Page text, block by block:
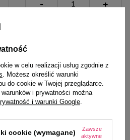
- +
dla
czworonoga
w celu realizacji usług zgodnie z
. Możesz określić warunki
do cookie w Twojej przeglądarce.
i prywatności można
i warunki Google
cookie (wymagane)
Zawsze
aktywne